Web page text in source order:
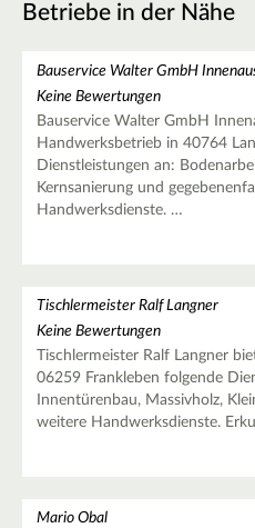
Betriebe in der Nähe
Bauservice Walter GmbH
Keine Bewertungen
Bauservice Walter GmbH
Handwerksbetrieb in 40764
Dienstleistungen an:
Kernsanierung und
Handwerksdienste. …
Tischlermeister Ralf Langner
Keine Bewertungen
Tischlermeister Ralf Langner
06259 Frankleben folgende
Innentürenbau, Massivholz,
weitere Handwerksdienste.
Mario Obal